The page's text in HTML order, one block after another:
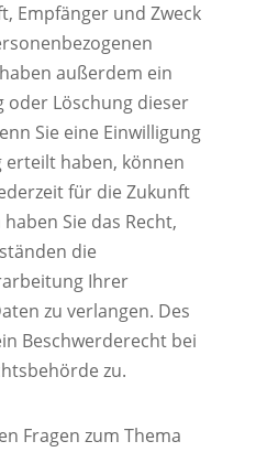
Empfänger und Zweck
außerdem ein
oder Löschung dieser
Sie eine Einwilligung
haben, können
für die Zukunft
Sie das Recht,
die
Ihrer
zu verlangen. Des
Beschwerderecht bei
zu.
Fragen zum Thema